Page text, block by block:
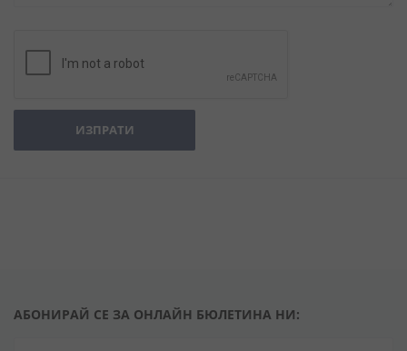
ИЗПРАТИ
АБОНИРАЙ СЕ ЗА ОНЛАЙН БЮЛЕТИНА НИ: